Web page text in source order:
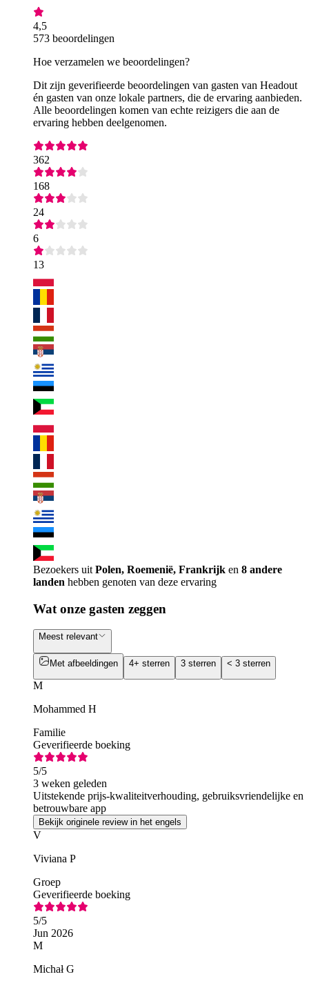
4,5
573 beoordelingen
Hoe verzamelen we beoordelingen?
Dit zijn geverifieerde beoordelingen van gasten van Headout
én gasten van onze lokale partners, die de ervaring aanbieden.
Alle beoordelingen komen van echte reizigers die aan de
ervaring hebben deelgenomen.
362
168
24
6
13
Bezoekers uit Polen, Roemenië, Frankrijk en 8 andere
landen hebben genoten van deze ervaring
Wat onze gasten zeggen
Meest relevant
Met afbeeldingen 4+ sterren 3 sterren < 3 sterren
M
Mohammed H
Familie
Geverifieerde boeking
5/5
3 weken geleden
Uitstekende prijs-kwaliteitverhouding, gebruiksvriendelijke en
betrouwbare app
Bekijk originele review in het engels
V
Viviana P
Groep
Geverifieerde boeking
5/5
Jun 2026
M
Michał G